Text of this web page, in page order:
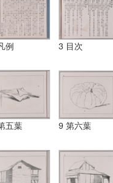
例 3 目次
五葉 9 第六葉